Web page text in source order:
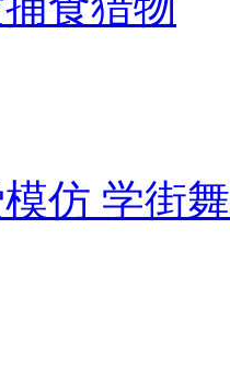
仿 学街